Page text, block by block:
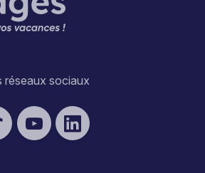
réseaux sociaux